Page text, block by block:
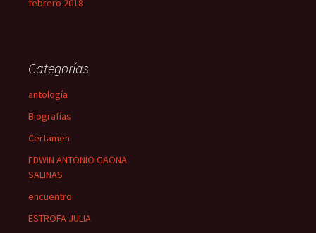
febrero 2018
Categorías
antología
Biografías
Certamen
EDWIN ANTONIO GAONA
SALINAS
encuentro
ESTROFA JULIA